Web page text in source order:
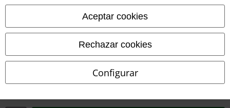
Aceptar cookies
Rechazar cookies
Configurar
Eliminación de residuos y protección del medioambiente
Declaración de Conformidad
Información sobre accesibilidad